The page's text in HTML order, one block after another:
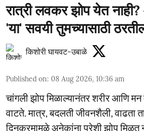
रात्री लवकर झोप येत
'या' सवयी तुमच्यासाठी
किशोरी घायवट-उबाळे
Published on: 08 Aug 2026, 10:36 am
चांगली झोप मिळाल्यानंतर शरीर आणि मन
वाटते. मात्र, बदलती जीवनशैली, वाढता
दिनक्रमामुळे अनेकांना पुरेशी झोप मिळत